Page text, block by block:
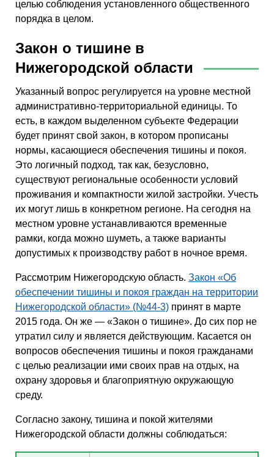
целью соблюдения установленного общественного
порядка в целом.
Закон о тишине в
Нижегородской области
Указанный вопрос регулируется на уровне местной
административно-территориальной единицы. То
есть, в каждом выделенном субъекте Федерации
будет принят свой закон, в котором прописаны
нормы, касающиеся обеспечения тишины и покоя.
Это логичный подход, так как, безусловно,
существуют региональные особенности условий
проживания и компактности жилой застройки. Учесть
их могут лишь в конкретном регионе. На сегодня на
местном уровне устанавливаются временные
рамки, когда можно шуметь, а также варианты
допустимых к производству работ в ночное время.
Рассмотрим Нижегородскую область. Закон «Об
обеспечении тишины и покоя граждан на территории
Нижегородской области» (№44-3) принят в марте
2015 года. Он же — «Закон о тишине». До сих пор не
утратил силу и является действующим. Касается он
вопросов обеспечения тишины и покоя гражданами
с целью реализации ими своих прав на отдых, на
охрану здоровья и благоприятную окружающую
среду.
Согласно закону, тишина и покой жителями
Нижегородской области должны соблюдаться: